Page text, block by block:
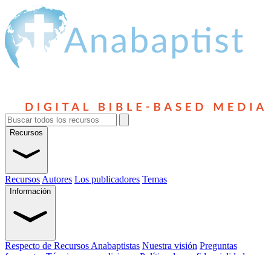
Recursos
Recursos Autores Los publicadores Temas
Información
Respecto de Recursos Anabaptistas Nuestra visión Preguntas